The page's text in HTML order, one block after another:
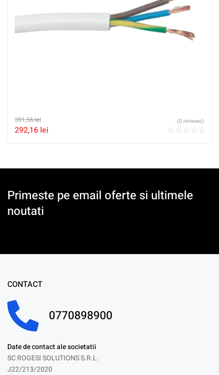
391,56lei
292,16 lei
(0 reviews)
Primeste pe email oferte si ultimele
noutati
CONTACT
0770898900
Date de contact ale societatii
SC ROGESI SOLUTIONS S.R.L.
J22/213/2020